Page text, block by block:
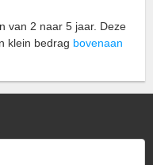
van 2 naar 5 jaar. Deze
klein bedrag bovenaan